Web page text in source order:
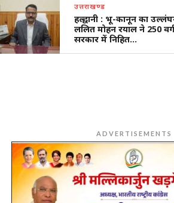
उत्तराखण्ड
हल्द्वानी : भू-कानून का
ललित मोहन रयाल ने 250
सरकार में निहित…
ADVERTISEMENTS